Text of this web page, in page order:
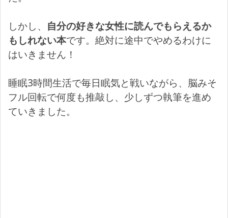
しかし、 自分の好きな女性に読んでもらえるか
もしれない本です。絶対に途中でやめるわけに
はいきません！
睡眠3時間生活で毎日眠気と戦いながら、脳みそ
フル回転で何度も推敲し、少しずつ執筆を進め
ていきました。